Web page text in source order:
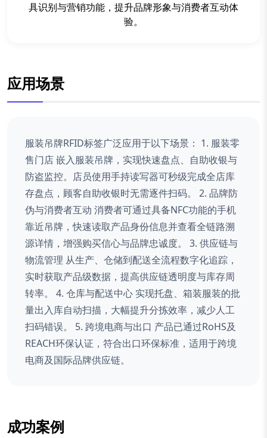
具识别与营销功能，提升品牌形象与消费者互动体
验。
应用场景
服装吊牌RFID标签广泛应用于以下场景： 1. 服装零
售门店 嵌入服装吊牌，实现快速盘点、自助收银与
防盗监控。店员使用手持读写器可秒级完成全店库
存盘点，顾客自助收银时无需逐件扫码。 2. 品牌防
伪与消费者互动 消费者可通过具备NFC功能的手机
靠近吊牌，快速读取产品身份信息并查看全链路溯
源详情，增强购买信心与品牌忠诚度。 3. 供应链与
物流管理 从生产、仓储到配送全流程数字化追踪，
实时获取产品级数据，提高供应链透明度与库存周
转率。 4. 仓库与配送中心 实现托盘、箱装服装的批
量出入库自动扫描，大幅提升分拣效率，减少人工
扫码错误。 5. 跨境电商与出口 产品已通过RoHS及
REACH环保认证，符合出口环保标准，适用于跨境
电商及国际品牌供应链。
成功案例